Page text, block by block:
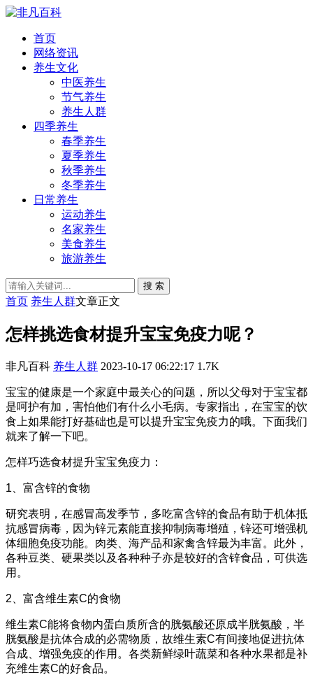
首页
网络资讯
养生文化
中医养生
节气养生
养生人群
四季养生
春季养生
夏季养生
秋季养生
冬季养生
日常养生
运动养生
名家养生
美食养生
旅游养生
搜 索
首页 养生人群文章正文
怎样挑选食材提升宝宝免疫力呢？
非凡百科 养生人群 2023-10-17 06:22:17 1.7K
宝宝的健康是一个家庭中最关心的问题，所以父母对于宝宝都
是呵护有加，害怕他们有什么小毛病。专家指出，在宝宝的饮
食上如果能打好基础也是可以提升宝宝免疫力的哦。下面我们
就来了解一下吧。
怎样巧选食材提升宝宝免疫力：
1、富含锌的食物
研究表明，在感冒高发季节，多吃富含锌的食品有助于机体抵
抗感冒病毒，因为锌元素能直接抑制病毒增殖，锌还可增强机
体细胞免疫功能。肉类、海产品和家禽含锌最为丰富。此外，
各种豆类、硬果类以及各种种子亦是较好的含锌食品，可供选
用。
2、富含维生素C的食物
维生素C能将食物内蛋白质所含的胱氨酸还原成半胱氨酸，半
胱氨酸是抗体合成的必需物质，故维生素C有间接地促进抗体
合成、增强免疫的作用。各类新鲜绿叶蔬菜和各种水果都是补
充维生素C的好食品。